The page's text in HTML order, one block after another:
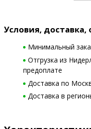
Условия, доставка,
Минимальный
Отгрузка из
предоплате
Доставка по
Доставка в